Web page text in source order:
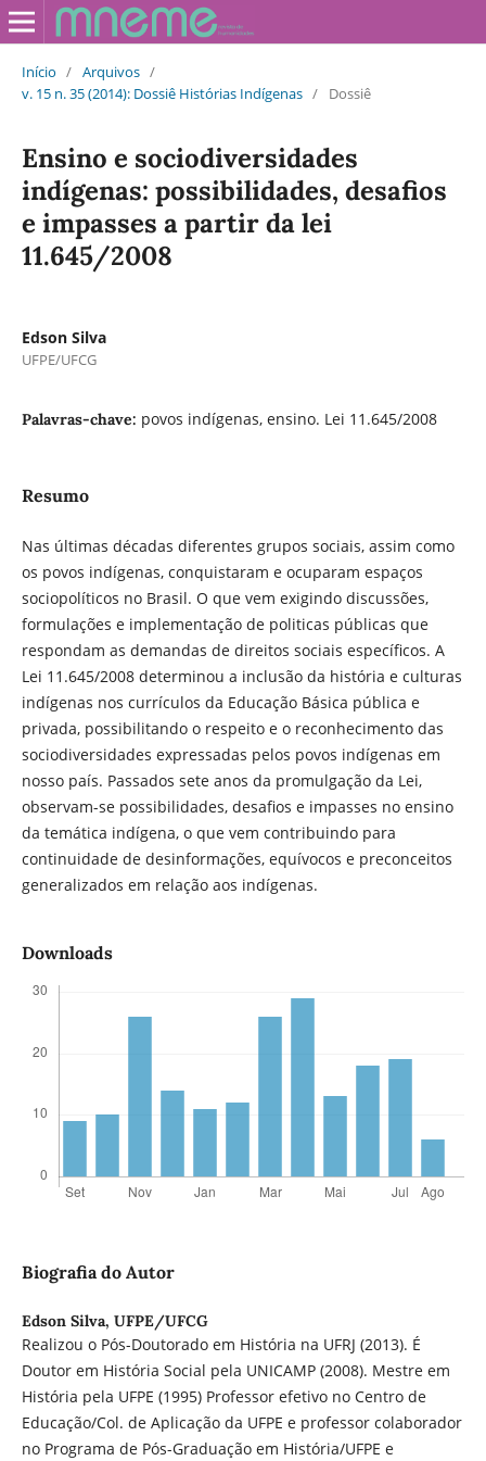
Início / Arquivos /
v. 15 n. 35 (2014): Dossiê Histórias Indígenas / Dossiê
Ensino e sociodiversidades
indígenas: possibilidades, desafios
e impasses a partir da lei
11.645/2008
Edson Silva
UFPE/UFCG
Palavras-chave: povos indígenas, ensino. Lei 11.645/2008
Resumo
Nas últimas décadas diferentes grupos sociais, assim como
os povos indígenas, conquistaram e ocuparam espaços
sociopolíticos no Brasil. O que vem exigindo discussões,
formulações e implementação de politicas públicas que
respondam as demandas de direitos sociais específicos. A
Lei 11.645/2008 determinou a inclusão da história e culturas
indígenas nos currículos da Educação Básica pública e
privada, possibilitando o respeito e o reconhecimento das
sociodiversidades expressadas pelos povos indígenas em
nosso país. Passados sete anos da promulgação da Lei,
observam-se possibilidades, desafios e impasses no ensino
da temática indígena, o que vem contribuindo para
continuidade de desinformações, equívocos e preconceitos
generalizados em relação aos indígenas.
Downloads
Biografia do Autor
Edson Silva, UFPE/UFCG
Realizou o Pós-Doutorado em História na UFRJ (2013). É
Doutor em História Social pela UNICAMP (2008). Mestre em
História pela UFPE (1995) Professor efetivo no Centro de
Educação/Col. de Aplicação da UFPE e professor colaborador
no Programa de Pós-Graduação em História/UFPE e